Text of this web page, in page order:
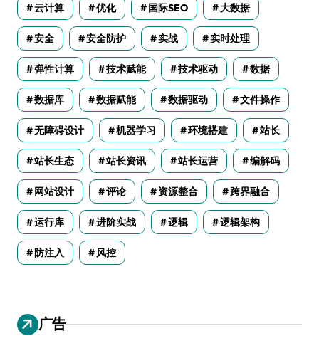
云计算 优化 国际SEO 大数据
安全 安全防护 实战 实时处理
弹性计算 技术赋能 技术驱动 数据
数据库 数据赋能 数据驱动 文件操作
无障碍设计 机器学习 环境搭建 站长
站长生态 站长资讯 站长运营 编解码
网站设计 评论 资源整合 跨界融合
运行库 进阶实战 逻辑 逻辑架构
防注入 风控
广告